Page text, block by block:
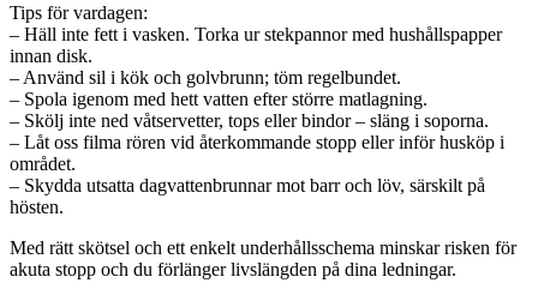
Tips för vardagen:
– Häll inte fett i vasken. Torka ur stekpannor med hushållspapper
innan disk.
– Använd sil i kök och golvbrunn; töm regelbundet.
– Spola igenom med hett vatten efter större matlagning.
– Skölj inte ned våtservetter, tops eller bindor – släng i soporna.
– Låt oss filma rören vid återkommande stopp eller inför husköp i
området.
– Skydda utsatta dagvattenbrunnar mot barr och löv, särskilt på
hösten.
Med rätt skötsel och ett enkelt underhållsschema minskar risken för
akuta stopp och du förlänger livslängden på dina ledningar.